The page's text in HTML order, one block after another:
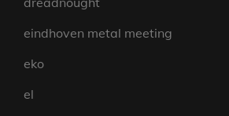
eindhoven metal meeting
eko
el